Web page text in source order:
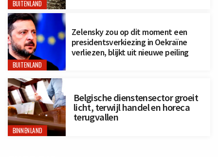
BUITENLAND
BUITENLAND
Zelensky zou op dit moment een
presidentsverkiezing in Oekraïne
verliezen, blijkt uit nieuwe peiling
BINNENLAND
Belgische dienstensector groeit
licht, terwijl handel en horeca
terugvallen